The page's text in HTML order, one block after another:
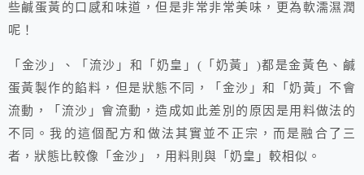
些鹹蛋黃的口感和味道，但是非常非常美味，更為軟濡濕潤
呢！
「金沙」、「流沙」和「奶皇」(「奶黃」)都是金黃色、鹹
蛋黃製作的餡料，但是狀態不同，「金沙」和「奶黃」不會
流動，「流沙」會流動，造成如此差別的原因是用料做法的
不同。我的這個配方和做法其實並不正宗，而是融合了三
者，狀態比較像「金沙」，用料則與「奶皇」較相似。